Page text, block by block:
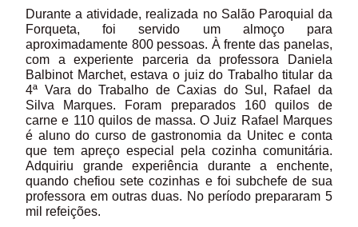
Durante a atividade, realizada no Salão Paroquial da
Forqueta, foi servido um almoço para
aproximadamente 800 pessoas. À frente das panelas,
com a experiente parceria da professora Daniela
Balbinot Marchet, estava o juiz do Trabalho titular da
4ª Vara do Trabalho de Caxias do Sul, Rafael da
Silva Marques. Foram preparados 160 quilos de
carne e 110 quilos de massa. O Juiz Rafael Marques
é aluno do curso de gastronomia da Unitec e conta
que tem apreço especial pela cozinha comunitária.
Adquiriu grande experiência durante a enchente,
quando chefiou sete cozinhas e foi subchefe de sua
professora em outras duas. No período prepararam 5
mil refeições.